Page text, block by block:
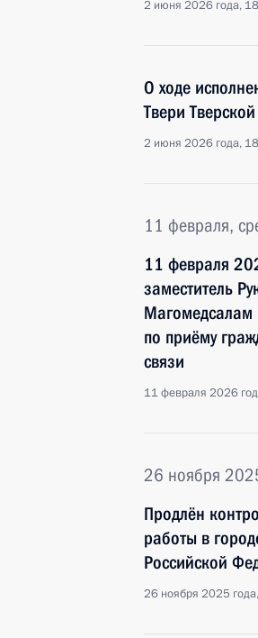
2 июня 2026 года,
О ходе
Твери
2 июня 2026 года,
11 февраля,
11 февраля
заместитель
Магомедсалам
по приёму
связи
11 февраля 2026
26 ноября
Продлён
работы в
Российской
26 ноября 2025